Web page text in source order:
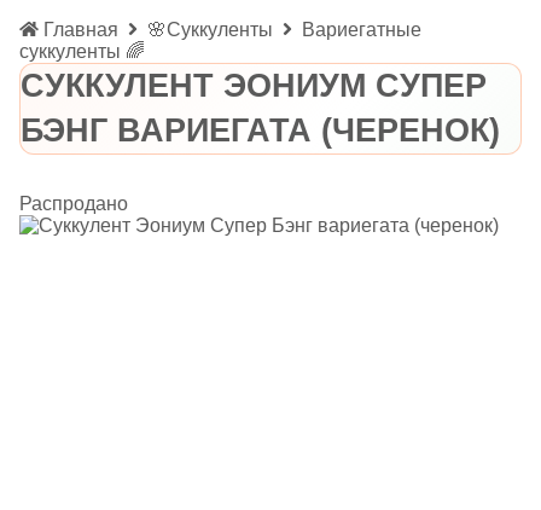
Главная 🌸Суккуленты
Вариегатные
суккуленты 🌈
СУККУЛЕНТ ЭОНИУМ СУПЕР
БЭНГ ВАРИЕГАТА (ЧЕРЕНОК)
Распродано